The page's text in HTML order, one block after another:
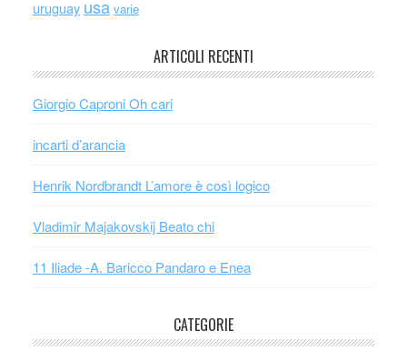
uruguay usa varie
ARTICOLI RECENTI
Giorgio Caproni Oh cari
incarti d’arancia
Henrik Nordbrandt L’amore è così logico
Vladimir Majakovskij Beato chi
11 Iliade -A. Baricco Pandaro e Enea
CATEGORIE